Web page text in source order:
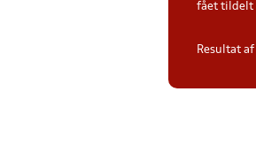
fået tildelt
Resultat